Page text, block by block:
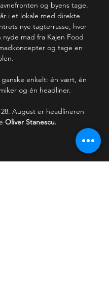
og byens tage.
i et lokale med direkte
nye tagterrasse, hvor
mad fra Kajen Food
og tage en
enkelt: én vært, én
og én headliner.
August er headlineren
Oliver Stanescu.